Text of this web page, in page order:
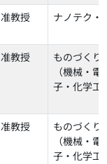
准教授 ナノテク・
准教授
ものづくり
（機械・電
子・化学工
准教授
ものづくり
（機械・電
子・化学工